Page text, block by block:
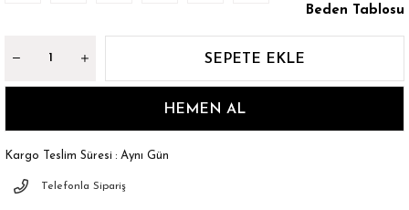
Beden Tablosu
Kargo Teslim Süresi : Aynı Gün
Telefonla Sipariş